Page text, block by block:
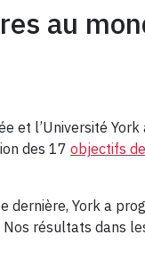
au
et l’Université
des 17 objectifs
York a
résultats dans